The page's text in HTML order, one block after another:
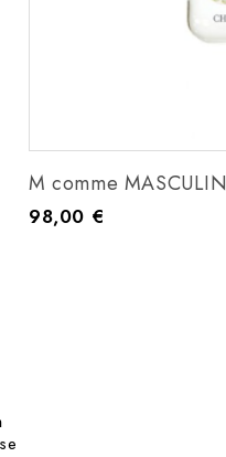
M comme MASCULIN
98,00 €
Prix